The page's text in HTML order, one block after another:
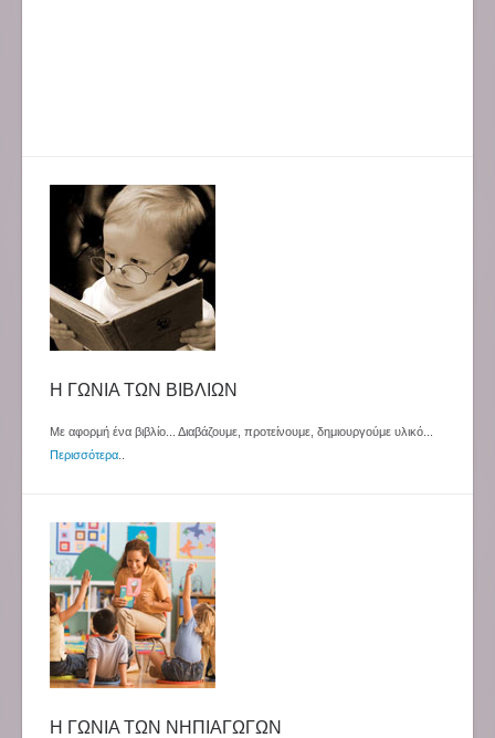
Η ΓΩΝΙΑ ΤΩΝ ΒΙΒΛΙΩΝ
Με αφορμή ένα βιβλίο... Διαβάζουμε, προτείνουμε, δημιουργούμε υλικό...
Περισσότερα
Η ΓΩΝΙΑ ΤΩΝ ΝΗΠΙΑΓΩΓΩΝ